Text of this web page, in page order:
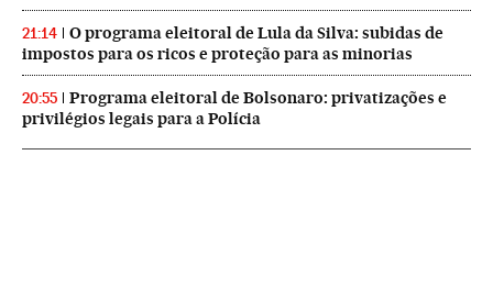
21:14
O programa eleitoral de Lula da Silva: subidas de
impostos para os ricos e proteção para as minorias
20:55
Programa eleitoral de Bolsonaro: privatizações e
privilégios legais para a Polícia